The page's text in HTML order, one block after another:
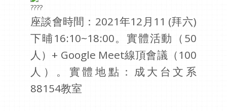
座談會時間：2021年12月11 (拜六)
下晡16:10~18:00。實體活動（50
人）+ Google Meet線頂會議（100
人）。實體地點：成大台文系
88154教室